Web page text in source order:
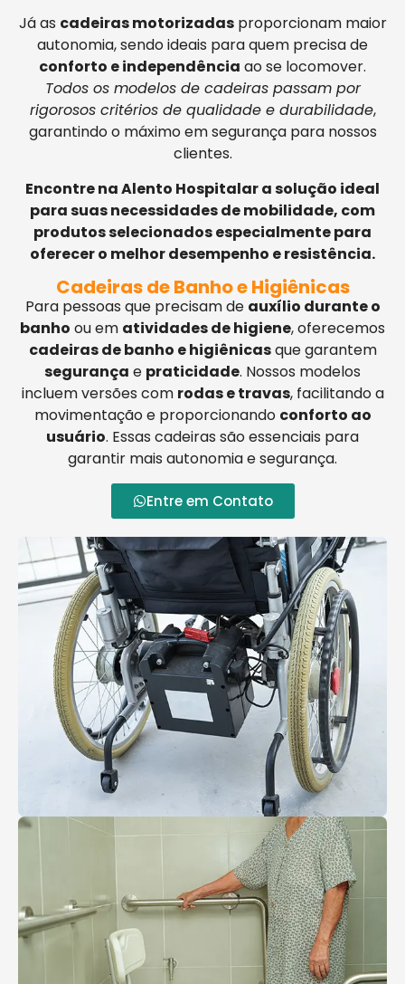
Já as cadeiras motorizadasproporcionam maior
autonomia, sendo ideais para quem precisa de
conforto e independência ao se locomover.
Todos os modelos de cadeiras passam por
rigorosos critérios de qualidade e durabilidade,
garantindo o máximo em segurança para nossos
clientes.
Encontre na Alento Hospitalar a solução ideal
para suas necessidades de mobilidade, com
produtos selecionados especialmente para
oferecer o melhor desempenho e resistência.
Cadeiras de Banho e Higiênicas
Para pessoas que precisam de auxílio durante o
banho ou em atividades de higiene, oferecemos
cadeiras de banho e higiênicasque garantem
segurança e praticidade. Nossos modelos
incluem versões com rodas e travas, facilitando a
movimentação e proporcionando conforto ao
usuário. Essas cadeiras são essenciais para
garantir mais autonomia e segurança.
Entre em Contato